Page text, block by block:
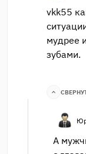
vkk55
мудрее
зубами.
А